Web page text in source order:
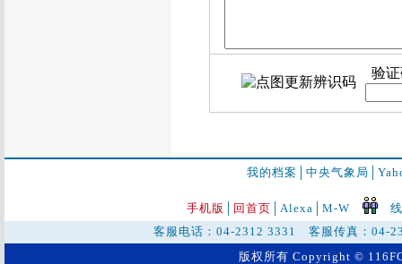
验
我的档案 中央气象局
手机版 回首页 Alexa│ M-W
客服电话：04-2312 3331 客服传真：
版权所有 Copyright ©